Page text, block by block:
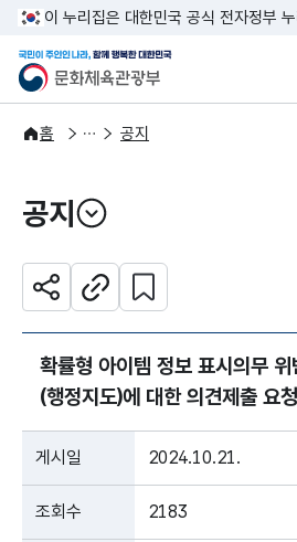
본문
주메
이 누리집은 대한민국 공식 전자정부
문화체육관광부
국민이 주인인 나
홈
알림·소식
알림 공지
공지
열기
공유하기주소복사
관심 콘텐츠 설정하기
확률형 아이템 정보 표시의무
(행정지도)에 대한 의견제출 요
게시일 2024.10.21.
조회수 2183